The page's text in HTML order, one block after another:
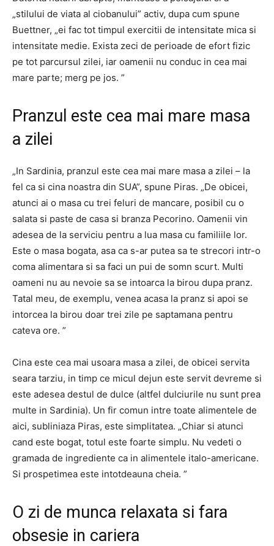
„stilului de viata al ciobanului” activ, dupa cum spune
Buettner, „ei fac tot timpul exercitii de intensitate mica si
intensitate medie. Exista zeci de perioade de efort fizic
pe tot parcursul zilei, iar oamenii nu conduc in cea mai
mare parte; merg pe jos. ”
Pranzul este cea mai mare masa
a zilei
„In Sardinia, pranzul este cea mai mare masa a zilei – la
fel ca si cina noastra din SUA”, spune Piras. „De obicei,
atunci ai o masa cu trei feluri de mancare, posibil cu o
salata si paste de casa si branza Pecorino. Oamenii vin
adesea de la serviciu pentru a lua masa cu familiile lor.
Este o masa bogata, asa ca s-ar putea sa te strecori intr-o
coma alimentara si sa faci un pui de somn scurt. Multi
oameni nu au nevoie sa se intoarca la birou dupa pranz.
Tatal meu, de exemplu, venea acasa la pranz si apoi se
intorcea la birou doar trei zile pe saptamana pentru
cateva ore. ”
Cina este cea mai usoara masa a zilei, de obicei servita
seara tarziu, in timp ce micul dejun este servit devreme si
este adesea destul de dulce (altfel dulciurile nu sunt prea
multe in Sardinia). Un fir comun intre toate alimentele de
aici, subliniaza Piras, este simplitatea. „Chiar si atunci
cand este bogat, totul este foarte simplu. Nu vedeti o
gramada de ingrediente ca in alimentele italo-americane.
Si prospetimea este intotdeauna cheia. ”
O zi de munca relaxata si fara
obsesie in cariera